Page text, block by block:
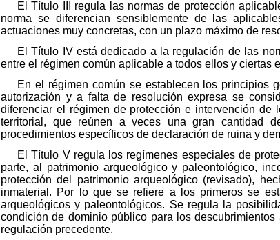
El Título III regula las normas de protección
norma se diferencian sensiblemente de las
actuaciones muy concretas, con un plazo máximo de
El Título IV está dedicado a la regulación de las
entre el régimen común aplicable a todos ellos y
En el régimen común se establecen los principios
autorización y a falta de resolución expresa se
diferenciar el régimen de protección e intervención
territorial, que reúnen a veces una gran cantidad
procedimientos específicos de declaración de ruina y
El Título V regula los regímenes especiales de
parte, al patrimonio arqueológico y paleontológico,
protección del patrimonio arqueológico (revisado),
inmaterial. Por lo que se refiere a los primeros se
arqueológicos y paleontológicos. Se regula la
condición de dominio público para los
regulación precedente.